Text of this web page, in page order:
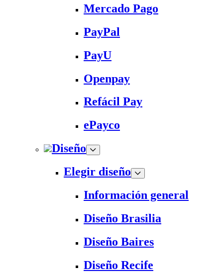
Mercado Pago
PayPal
PayU
Openpay
Refácil Pay
ePayco
Diseño
Elegir diseño
Información general
Diseño Brasilia
Diseño Baires
Diseño Recife